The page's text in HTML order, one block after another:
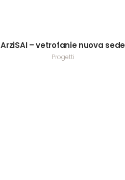
ArziSAI – vetrofanie nuova sede
Progetti